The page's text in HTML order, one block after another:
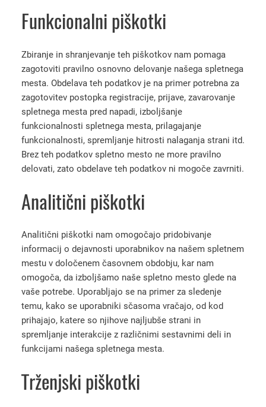
Funkcionalni piškotki
Zbiranje in shranjevanje teh piškotkov nam pomaga
zagotoviti pravilno osnovno delovanje našega spletnega
mesta. Obdelava teh podatkov je na primer potrebna za
zagotovitev postopka registracije, prijave, zavarovanje
spletnega mesta pred napadi, izboljšanje
funkcionalnosti spletnega mesta, prilagajanje
funkcionalnosti, spremljanje hitrosti nalaganja strani itd.
Brez teh podatkov spletno mesto ne more pravilno
delovati, zato obdelave teh podatkov ni mogoče zavrniti.
Analitični piškotki
Analitični piškotki nam omogočajo pridobivanje
informacij o dejavnosti uporabnikov na našem spletnem
mestu v določenem časovnem obdobju, kar nam
omogoča, da izboljšamo naše spletno mesto glede na
vaše potrebe. Uporabljajo se na primer za sledenje
temu, kako se uporabniki sčasoma vračajo, od kod
prihajajo, katere so njihove najljubše strani in
spremljanje interakcije z različnimi sestavnimi deli in
funkcijami našega spletnega mesta.
Trženjski piškotki